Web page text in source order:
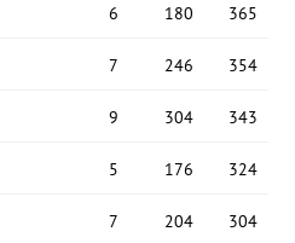
6 180 365
7 246 354
9 304 343
5 176 324
7 204 304